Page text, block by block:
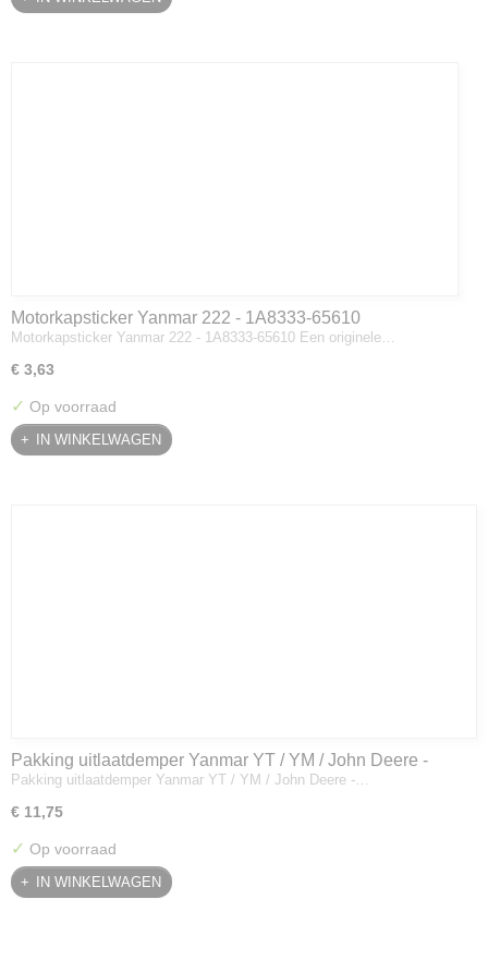
Motorkapsticker Yanmar 222 - 1A8333-65610
Motorkapsticker Yanmar 222 - 1A8333-65610 Een originele…
€ 3,63
✓ Op voorraad
IN WINKELWAGEN
Pakking uitlaatdemper Yanmar YT / YM / John Deere -
128300-13230
Pakking uitlaatdemper Yanmar YT / YM / John Deere -…
€ 11,75
✓ Op voorraad
IN WINKELWAGEN